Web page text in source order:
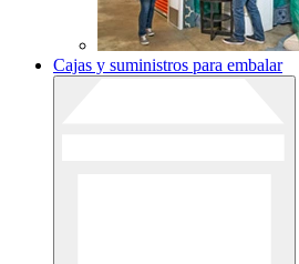
Cajas y suministros para embalar